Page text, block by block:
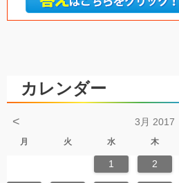
カレンダー
< 3月 2017
月 火 水 木
1 2